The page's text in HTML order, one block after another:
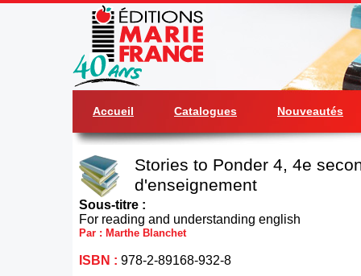
Accueil Catalogues Nouveautés
Stories to Ponder 4, 4e
d'enseignement
Sous-titre :
For reading and understanding english
Par : Marthe Blanchet
ISBN : 978-2-89168-932-8